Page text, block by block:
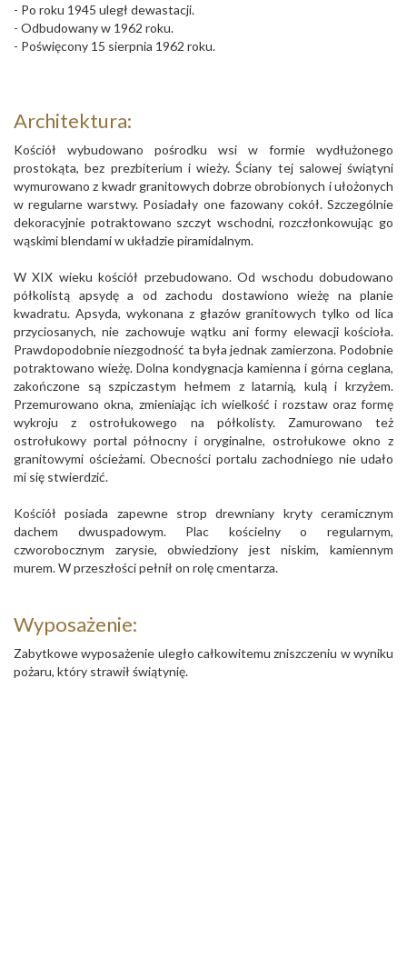
- Po roku 1945 uległ dewastacji.
- Odbudowany w 1962 roku.
- Poświęcony 15 sierpnia 1962 roku.
Architektura:
Kościół wybudowano pośrodku wsi w formie wydłużonego
prostokąta, bez prezbiterium i wieży. Ściany tej salowej świątyni
wymurowano z kwadr granitowych dobrze obrobionych i ułożonych
w regularne warstwy. Posiadały one fazowany cokół. Szczególnie
dekoracyjnie potraktowano szczyt wschodni, rozczłonkowując go
wąskimi blendami w układzie piramidalnym.
W XIX wieku kościół przebudowano. Od wschodu dobudowano
półkolistą apsydę a od zachodu dostawiono wieżę na planie
kwadratu. Apsyda, wykonana z głazów granitowych tylko od lica
przyciosanych, nie zachowuje wątku ani formy elewacji kościoła.
Prawdopodobnie niezgodność ta była jednak zamierzona. Podobnie
potraktowano wieżę. Dolna kondygnacja kamienna i górna ceglana,
zakończone są szpiczastym hełmem z latarnią, kulą i krzyżem.
Przemurowano okna, zmieniając ich wielkość i rozstaw oraz formę
wykroju z ostrołukowego na półkolisty. Zamurowano też
ostrołukowy portal północny i oryginalne, ostrołukowe okno z
granitowymi ościeżami. Obecności portalu zachodniego nie udało
mi się stwierdzić.
Kościół posiada zapewne strop drewniany kryty ceramicznym
dachem dwuspadowym. Plac kościelny o regularnym,
czworobocznym zarysie, obwiedziony jest niskim, kamiennym
murem. W przeszłości pełnił on rolę cmentarza.
Wyposażenie:
Zabytkowe wyposażenie uległo całkowitemu zniszczeniu w wyniku
pożaru, który strawił świątynię.